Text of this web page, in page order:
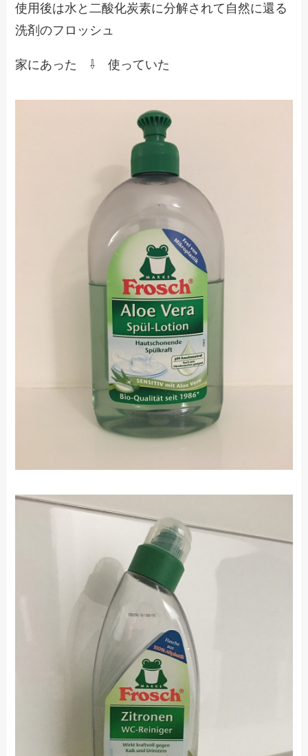
使用後は水と二酸化炭素に分解されて自然に還る
洗剤のフロッシュ
家にあった ⇩ 使っていた